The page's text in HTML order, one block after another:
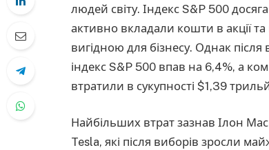
людей світу. Індекс S&P 500
активно вкладали кошти в акції
вигідною для бізнесу. Однак після
індекс S&P 500 впав на 6,4%, а
втратили в сукупності $1,39
Найбільших втрат зазнав Ілон
Tesla, які після виборів зросли